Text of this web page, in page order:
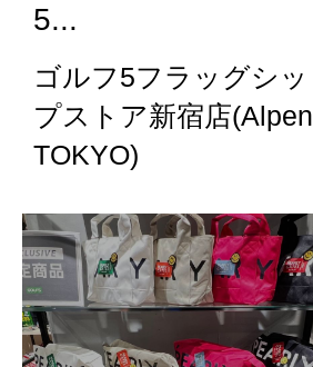
5...
ゴルフ5フラッグシッ
プストア新宿店(Alpen
TOKYO)